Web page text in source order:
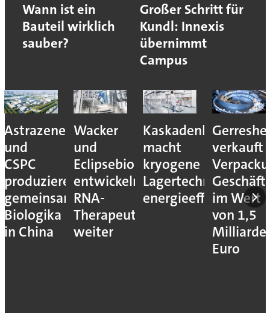
Wann ist ein
Bauteil wirklich
sauber?
Großer Schritt für
Kundl: Innexis
übernimmt
Campus
Astrazeneca
und
CSPC
produzieren
gemeinsam
Biologika
in China
Wacker
und
Eclipsebio
entwickeln
RNA-
Therapeutika
weiter
Kaskadenkonzept
macht
kryogene
Lagertechnik
energieeffizienter
verkauft
im Wert
von 1,5
Euro